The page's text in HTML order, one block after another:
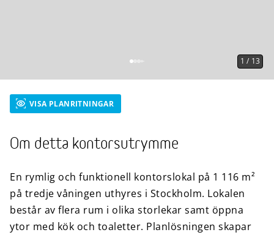
1 / 13
VISA PLANRITNINGAR
Om detta kontorsutrymme
En rymlig och funktionell kontorslokal på 1 116 m²
på tredje våningen uthyres i Stockholm. Lokalen
består av flera rum i olika storlekar samt öppna
ytor med kök och toaletter. Planlösningen skapar